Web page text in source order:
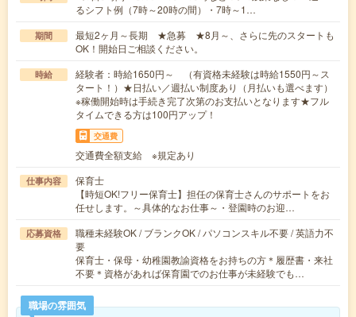
るシフト例（7時～20時の間）・7時～1…
期間
最短2ヶ月～長期 ★急募 ★8月～、さらに先のスタートも
OK！開始日ご相談ください。
時給
経験者：時給1650円～ （有資格未経験は時給1550円～ス
タート！）★日払い／週払い制度あり（月払いも選べます）
※稼働開始時は手続き完了次第のお支払いとなります★フル
タイムできる方は100円アップ！
交通費
交通費全額支給 ※規定あり
仕事内容
保育士
【時短OK!フリー保育士】担任の保育士さんのサポートをお
任せします。～具体的なお仕事～・登園時のお迎…
応募資格
職種未経験OK / ブランクOK / パソコンスキル不要 / 英語力不
要
保育士・保母・幼稚園教諭資格をお持ちの方＊履歴書・来社
不要＊資格があれば保育園でのお仕事が未経験でも…
職場の雰囲気